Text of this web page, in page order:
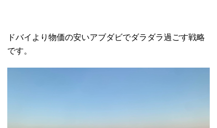
ドバイより物価の安いアブダビでダラダラ過ごす戦略
です。